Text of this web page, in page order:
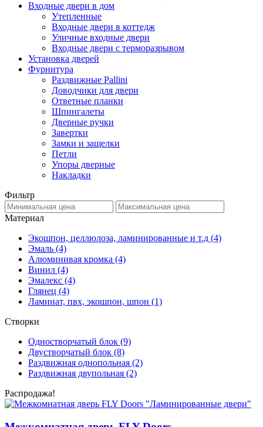
Входные двери в дом
Утепленные
Входные двери в коттедж
Уличные входные двери
Входные двери с терморазрывом
Установка дверей
Фурнитура
Раздвижные Pallini
Доводчики для двери
Ответные планки
Шпингалеты
Дверные ручки
Завертки
Замки и защелки
Петли
Упоры дверные
Накладки
Фильтр
Материал
Экошпон, целлюлоза, ламинированные и т.д (4)
Эмаль (4)
Алюминивая кромка (4)
Винил (4)
Эмалекс (4)
Глянец (4)
Ламинат, пвх, экошпон, шпон (1)
Створки
Одностворчатый блок (9)
Двустворчатый блок (8)
Раздвижная однопольная (2)
Раздвижная двупольная (2)
Распродажа!